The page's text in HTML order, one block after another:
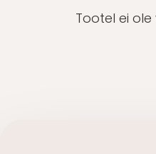
Tootel ei ole